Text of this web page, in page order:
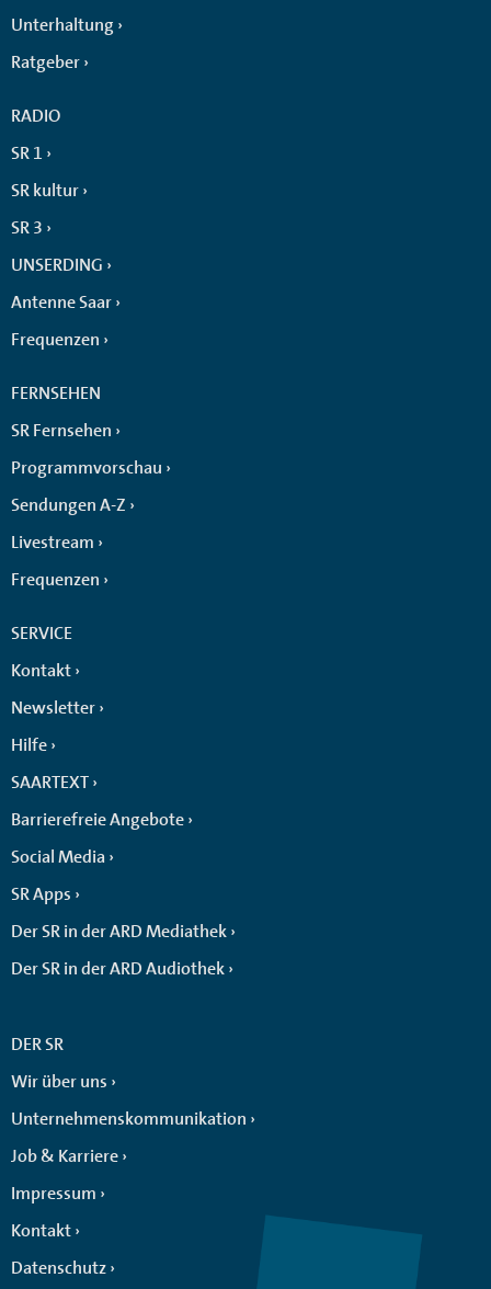
Unterhaltung
Ratgeber
RADIO
SR 1
SR kultur
SR 3
UNSERDING
Antenne Saar
Frequenzen
FERNSEHEN
SR Fernsehen
Programmvorschau
Sendungen A-Z
Livestream
Frequenzen
SERVICE
Kontakt
Newsletter
Hilfe
SAARTEXT
Barrierefreie Angebote
Social Media
SR Apps
Der SR in der ARD Mediathek
Der SR in der ARD Audiothek
DER SR
Wir über uns
Unternehmenskommunikation
Job & Karriere
Impressum
Kontakt
Datenschutz